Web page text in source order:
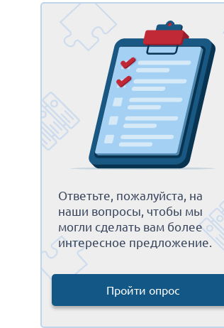
Ответьте, пожалуйста, на
наши вопросы, чтобы мы
могли сделать вам более
интересное предложение.
Пройти опрос